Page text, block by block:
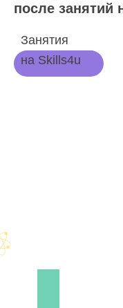
после занятий
Занятия
на Skills4u